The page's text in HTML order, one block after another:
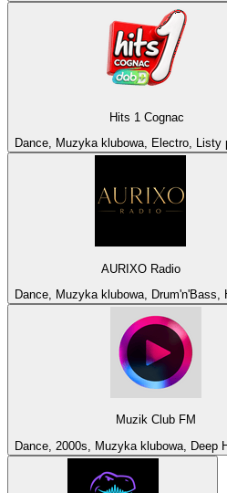
Hits 1 Cognac
Dance, Muzyka klubowa, Electro, Listy
AURIXO Radio
Dance, Muzyka klubowa, Drum'n'Bass,
Muzik Club FM
Dance, 2000s, Muzyka klubowa, Deep